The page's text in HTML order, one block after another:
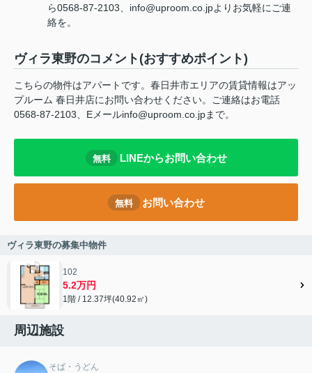
ら0568-87-2103、info@uproom.co.jpよりお気軽にご連
絡を。
ヴィラ東野のコメント(おすすめポイント)
こちらの物件はアパートです。春日井市エリアの賃貸情報はアッ
プルーム 春日井店にお問い合わせください。ご連絡はお電話
0568-87-2103、Eメールinfo@uproom.co.jpまで。
無料 LINEからお問い合わせ
無料 お問い合わせ
ヴィラ東野の募集中物件
102
5.2万円
1階 / 12.37坪(40.92㎡)
周辺施設
そば・うどん